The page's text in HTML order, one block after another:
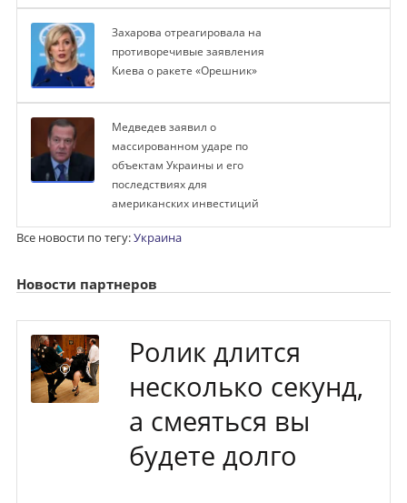
Захарова отреагировала на
противоречивые заявления
Киева о ракете «Орешник»
Медведев заявил о
массированном ударе по
объектам Украины и его
последствиях для
американских инвестиций
Все новости по тегу:Украина
Новости партнеров
Ролик длится
несколько секунд,
а смеяться вы
будете долго